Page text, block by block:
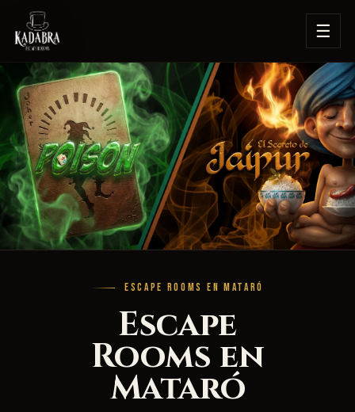
☰
ESCAPE ROOMS EN MATARÓ
Escape
Rooms en
Mataró